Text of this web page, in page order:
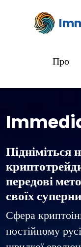
Про
Підніміться
передові
своїх
Сфера
постійному